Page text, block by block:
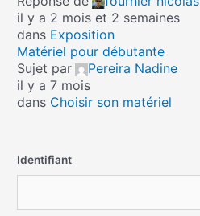
il y a 2 mois et 2 semaines
dans Exposition
Matériel pour débutante
Sujet par
Pereira Nadine
il y a 7 mois
dans Choisir son matériel
Identifiant